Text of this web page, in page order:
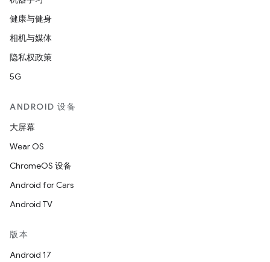
健康与健身
相机与媒体
隐私权政策
5G
ANDROID 设备
大屏幕
Wear OS
ChromeOS 设备
Android for Cars
Android TV
版本
Android 17